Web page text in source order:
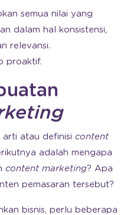
semua nilai yang
dalam hal konsistensi,
relevansi.
proaktif.
atau definisi content
adalah mengapa
content marketing? Apa
pemasaran tersebut?
bisnis, perlu beberapa